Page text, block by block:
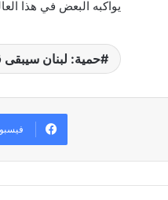
يواكبه البعض في هذا
حمية: لبنان سيبقى